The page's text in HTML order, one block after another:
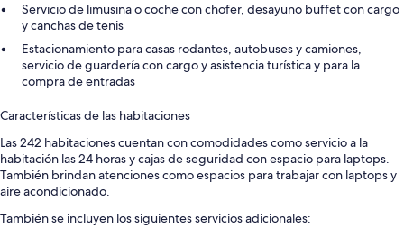
Servicio de limusina o coche con chofer, desayuno buffet con cargo
y canchas de tenis
Estacionamiento para casas rodantes, autobuses y camiones,
servicio de guardería con cargo y asistencia turística y para la
compra de entradas
Características de las habitaciones
Las 242 habitaciones cuentan con comodidades como servicio a la
habitación las 24 horas y cajas de seguridad con espacio para laptops.
También brindan atenciones como espacios para trabajar con laptops y
aire acondicionado.
También se incluyen los siguientes servicios adicionales: